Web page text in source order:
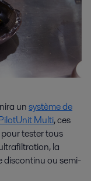
unsystème de
Multi, ces
tester tous
la
discontinu ou semi-